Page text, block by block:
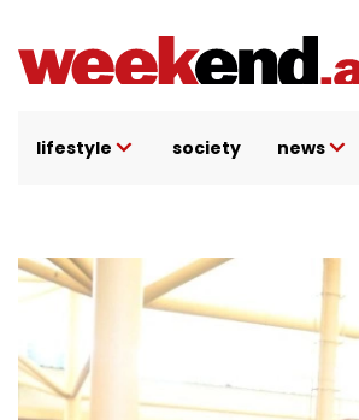
Inhalt
lifestyle society news